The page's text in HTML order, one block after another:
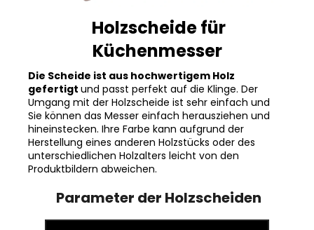
Holzscheide für
Küchenmesser
Die Scheide ist aus hochwertigem Holz
gefertigt und passt perfekt auf die Klinge. Der
Umgang mit der Holzscheide ist sehr einfach und
Sie können das Messer einfach herausziehen und
hineinstecken. Ihre Farbe kann aufgrund der
Herstellung eines anderen Holzstücks oder des
unterschiedlichen Holzalters leicht von den
Produktbildern abweichen.
Parameter der Holzscheiden